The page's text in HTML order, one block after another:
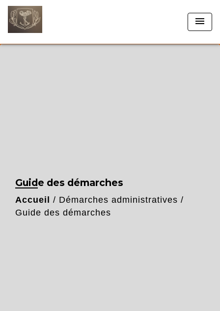
menu
Guide des démarches
Accueil / Démarches administratives /
Guide des démarches